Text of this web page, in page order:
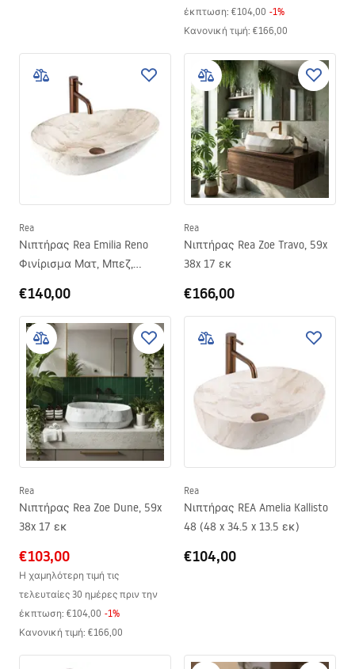
έκπτωση: €104,00 -1%
Κανονική τιμή: €166,00
Rea
Νιπτήρας Rea Emilia Reno
Φινίρισμα Ματ, Μπεζ,
13.5 εκ
€140,00
Rea
Νιπτήρας Rea Zoe Travo, 59x
38x 17 εκ
€166,00
Rea
Νιπτήρας Rea Zoe Dune, 59x
38x 17 εκ
€103,00
Η χαμηλότερη τιμή τις
τελευταίες 30 ημέρες πριν την
έκπτωση: €104,00 -1%
Κανονική τιμή: €166,00
Rea
Νιπτήρας REA Amelia Kallisto
48 (48 x 34.5 x 13.5 εκ)
€104,00